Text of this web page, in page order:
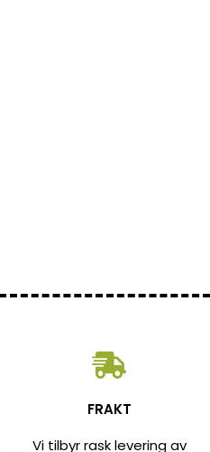
FRAKT
Vi tilbyr rask levering av